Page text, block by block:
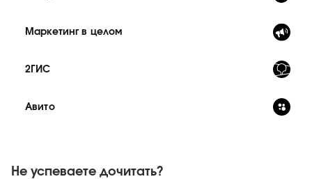
Маркетинг в целом
2ГИС
Авито
Не успеваете дочитать?